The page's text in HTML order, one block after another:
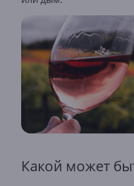
Какой может